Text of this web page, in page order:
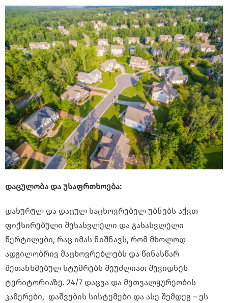
დაცულობა და უსაფრთხოება:
დახურულ და დაცულ საცხოვრებელ უბნებს აქვთ
ფიქსირებული შესასვლელი და გასასვლელი
წერტილები, რაც იმას ნიშნავს, რომ მხოლოდ
ადგილობრივ მაცხოვრებლებს და წინასწარ
შეთანხმებულ სტუმრებს შეუძლიათ შევიდნენ
ტერიტორიაზე. 24/7 დაცვა და მეთვალყურეობის
კამერები, დაშვების სისტემები და ასე შემდეგ – ეს